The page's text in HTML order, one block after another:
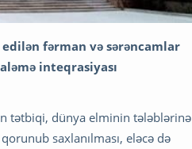
fərman və sərəncamlar
inteqrasiyası
tətbiqi, dünya elminin tələblərinə
saxlanılması, eləcə də